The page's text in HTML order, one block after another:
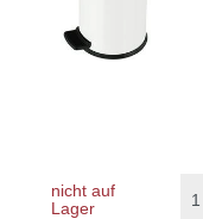
nicht auf
Lager